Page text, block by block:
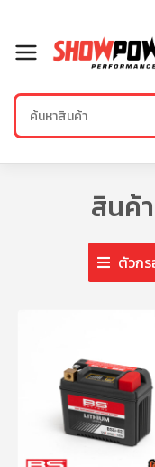
สินค้
ตัวก